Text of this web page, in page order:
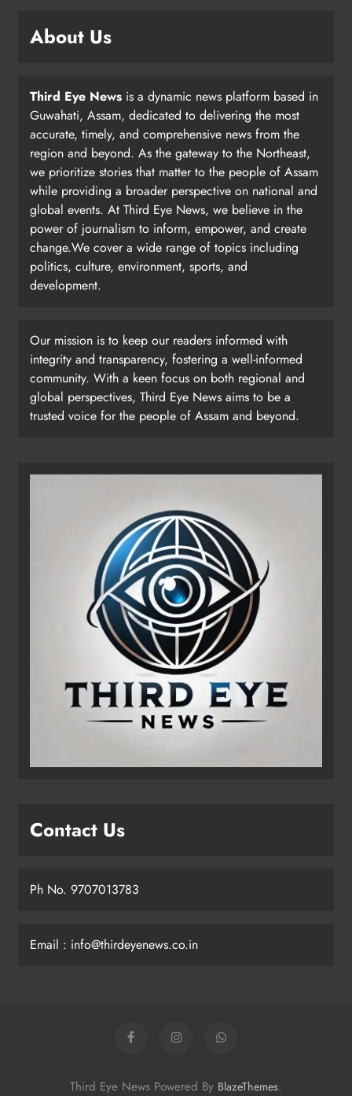
About Us
Third Eye News is a dynamic news platform based in
Guwahati, Assam, dedicated to delivering the most
accurate, timely, and comprehensive news from the
region and beyond. As the gateway to the Northeast,
we prioritize stories that matter to the people of Assam
while providing a broader perspective on national and
global events. At Third Eye News, we believe in the
power of journalism to inform, empower, and create
change.We cover a wide range of topics including
politics, culture, environment, sports, and
development.
Our mission is to keep our readers informed with
integrity and transparency, fostering a well-informed
community. With a keen focus on both regional and
global perspectives, Third Eye News aims to be a
trusted voice for the people of Assam and beyond.
Contact Us
Ph No. 9707013783
Email : info@thirdeyenews.co.in
Third Eye News Powered By BlazeThemes.